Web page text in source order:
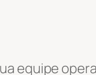
equipe